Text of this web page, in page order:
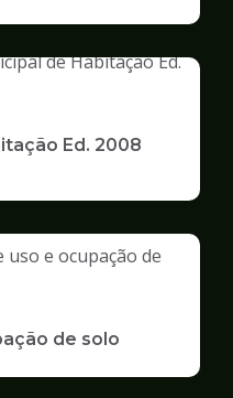
Ed. 2008
de solo